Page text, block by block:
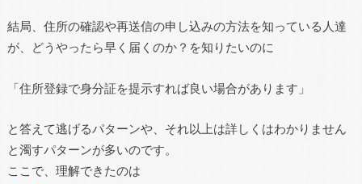
結局、住所の確認や再送信の申し込みの方法を知っている人達
が、どうやったら早く届くのか？を知りたいのに
「住所登録で身分証を提示すれば良い場合があります」
と答えて逃げるパターンや、それ以上は詳しくはわかりません
と濁すパターンが多いのです。
ここで、理解できたのは